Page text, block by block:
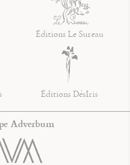
Éditions Le Sureau
Éditions DésIris
Adverbum